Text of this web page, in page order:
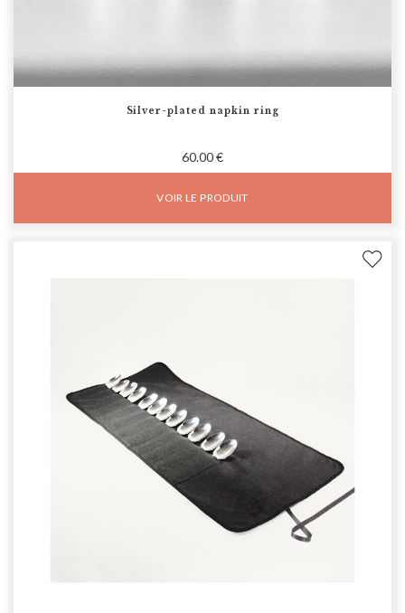
Silver-plated napkin ring
60.00 €
VOIR LE PRODUIT